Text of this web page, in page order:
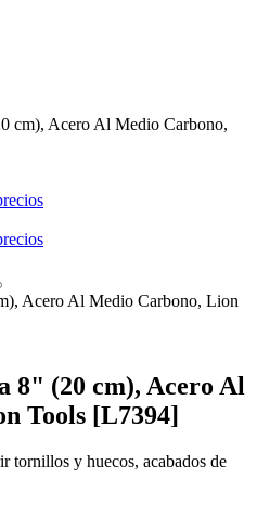
cm), Acero Al Medio Carbono,
8" (20 cm), Acero Al
Tools [L7394]
tornillos y huecos, acabados de